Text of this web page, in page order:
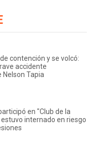
contención y se volcó:
accidente
Tapia
en "Club de la
internado en riesgo